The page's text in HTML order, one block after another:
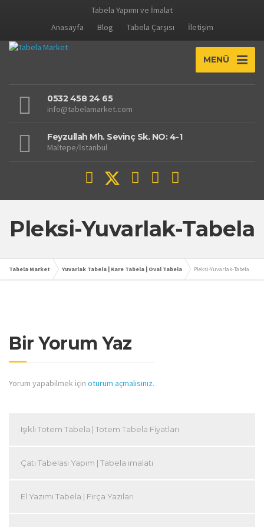
Tabela Yapımı ve İmalat
Anasayfa
Blog Tabela Çarşısı İletişim
MENÜ
0532 458 24 65
info@tabelamarket.com
Feyzullah Mh. Sevinç Sk. NO: 4-1
Maltepe/İstanbul
Pleksi-Yuvarlak-Tabela
Tabela Market Yuvarlak Tabela | Kare Tabela | Oval Tabela Pleksi-Yuvarlak-Tabela
Bir Yorum Yaz
Yorum yapabilmek için oturum açmalısınız.
Işıklı Totem Tabela | Totem Tabela Fiyatları
Çatı Tabelası Yapım | Tabela imalatı
El Yazımı Tabela | Fırça Yazıları